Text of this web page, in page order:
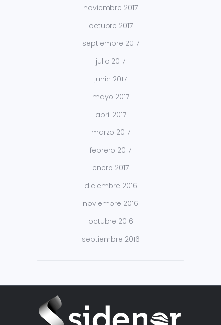
noviembre 2017
octubre 2017
septiembre 2017
julio 2017
junio 2017
mayo 2017
abril 2017
marzo 2017
febrero 2017
enero 2017
diciembre 2016
noviembre 2016
octubre 2016
septiembre 2016